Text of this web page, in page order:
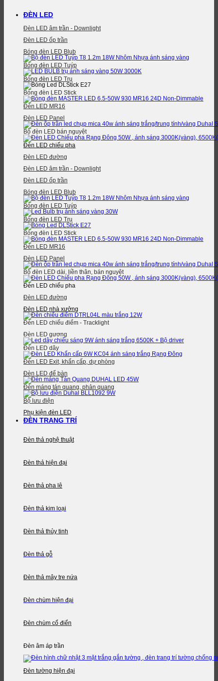
ĐÈN LED
Đèn LED âm trần - Downlight
Đèn LED ốp trần
Bóng đèn LED Blub
Bóng đèn LED Tuýp
Bóng đèn LED Trụ
Bóng đèn LED Stick
Đèn LED MR16
Đèn LED Panel
Bộ đèn LED bán nguyệt
Đèn LED chiếu pha
Đèn LED đường
Đèn LED âm trần - Downlight
Đèn LED ốp trần
Bóng đèn LED Blub
Bóng đèn LED Tuýp
Bóng đèn LED Trụ
Bóng đèn LED Stick
Đèn LED MR16
Đèn LED Panel
Bộ đèn LED dài, liền thân, bán nguyệt
Đèn LED chiếu pha
Đèn LED đường
Đèn LED nhà xưởng
Đèn LED chiếu điểm - Tracklight
Đèn LED gương
Đèn LED dây
Đèn LED Exit, khẩn cấp, dự phòng
Đèn LED để bàn
Đèn máng tán quang, phản quang
Bộ lưu điện
Phụ kiện đèn LED
ĐÈN TRANG TRÍ
Đèn thả nghệ thuật
Đèn thả hiện đại
Đèn thả pha lê
Đèn thả kim loại
Đèn thả thủy tinh
Đèn thả gỗ
Đèn thả mây tre nứa
Đèn chùm hiện đại
Đèn chùm cổ điển
Đèn âm áp trần
Đèn tường hiện đại